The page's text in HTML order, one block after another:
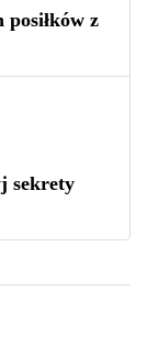
posiłków z
sekrety